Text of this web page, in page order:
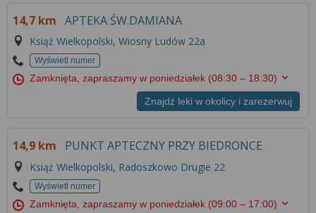
14,7 km APTEKA ŚW.DAMIANA
Książ Wielkopolski, Wiosny Ludów 22a
Wyświetl numer
Zamknięta, zapraszamy w poniedziałek (08:30 – 18:30)
Znajdź leki w okolicy i zarezerwuj
14,9 km PUNKT APTECZNY PRZY BIEDRONCE
Książ Wielkopolski, Radoszkowo Drugie 22
Wyświetl numer
Zamknięta, zapraszamy w poniedziałek (09:00 – 17:00)